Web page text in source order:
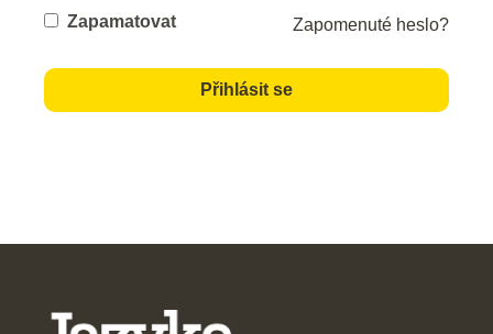
Zapamatovat Zapomenuté heslo?
Přihlásit se